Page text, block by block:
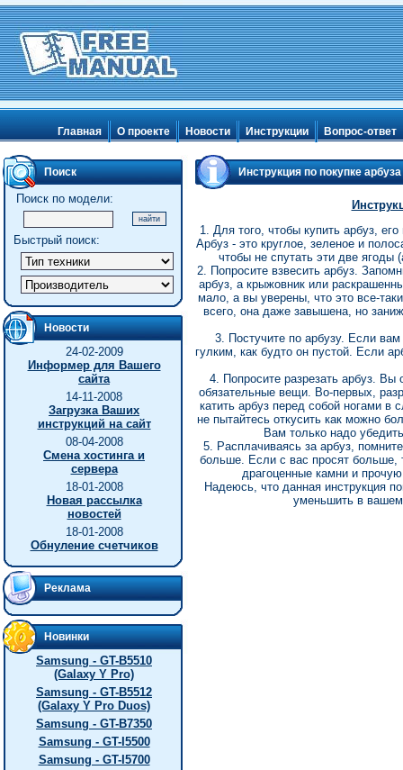
Главная О проекте Новости Инструкции Вопрос-ответ
Поиск
Поиск по модели:
Быстрый поиск:
Новости
24-02-2009
Информер для Вашего
сайта
14-11-2008
Загрузка Ваших
инструкций на сайт
08-04-2008
Смена хостинга и
сервера
18-01-2008
Новая рассылка
новостей
18-01-2008
Обнуление счетчиков
Реклама
Новинки
Samsung - GT-B5510
(Galaxy Y Pro)
Samsung - GT-B5512
(Galaxy Y Pro Duos)
Samsung - GT-B7350
Samsung - GT-I5500
Samsung - GT-I5700
Инструкция по покупке арбуза
1. Для того, чтобы купить арбуз,
Арбуз - это круглое, зеленое и
чтобы не спутать эти две ягоды
2. Попросите взвесить арбуз.
арбуз, а крыжовник или
мало, а вы уверены, что это все-
всего, она даже завышена, но
3. Постучите по арбузу. Если
гулким, как будто он пустой. Если
4. Попросите разрезать арбуз. Вы
обязательные вещи. Во-первых,
катить арбуз перед собой ногами в
не пытайтесь откусить как можно
Вам только надо
5. Расплачиваясь за арбуз,
больше. Если с вас просят больше,
драгоценные камни и
Надеюсь, что данная инструкция
уменьшить в вашем